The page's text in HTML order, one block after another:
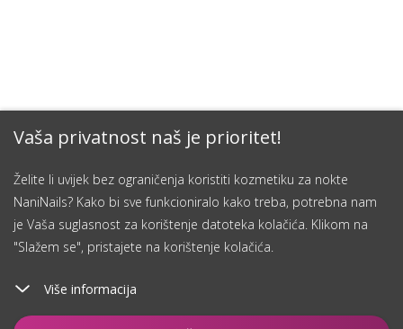
Vaša privatnost naš je prioritet!
Želite li uvijek bez ograničenja koristiti kozmetiku za nokte
NaniNails? Kako bi sve funkcioniralo kako treba, potrebna nam
je Vaša suglasnost za korištenje datoteka kolačića. Klikom na
"Slažem se", pristajete na korištenje kolačića.
Više informacija
Dodaj u košaricu